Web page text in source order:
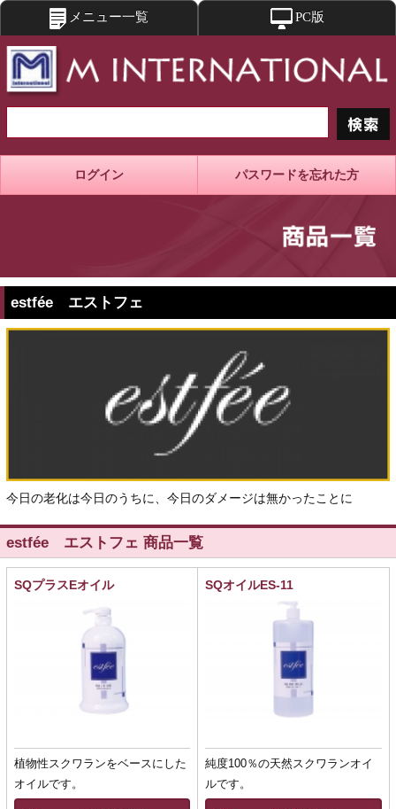
メニュー一覧 PC版
ログイン パスワードを忘れた方
estfée エストフェ
今日の老化は今日のうちに、今日のダメージは無かったことに
estfée エストフェ 商品一覧
SQプラスEオイル SQオイルES-11
植物性スクワランをベースにした
オイルです。
純度100％の天然スクワランオイ
ルです。